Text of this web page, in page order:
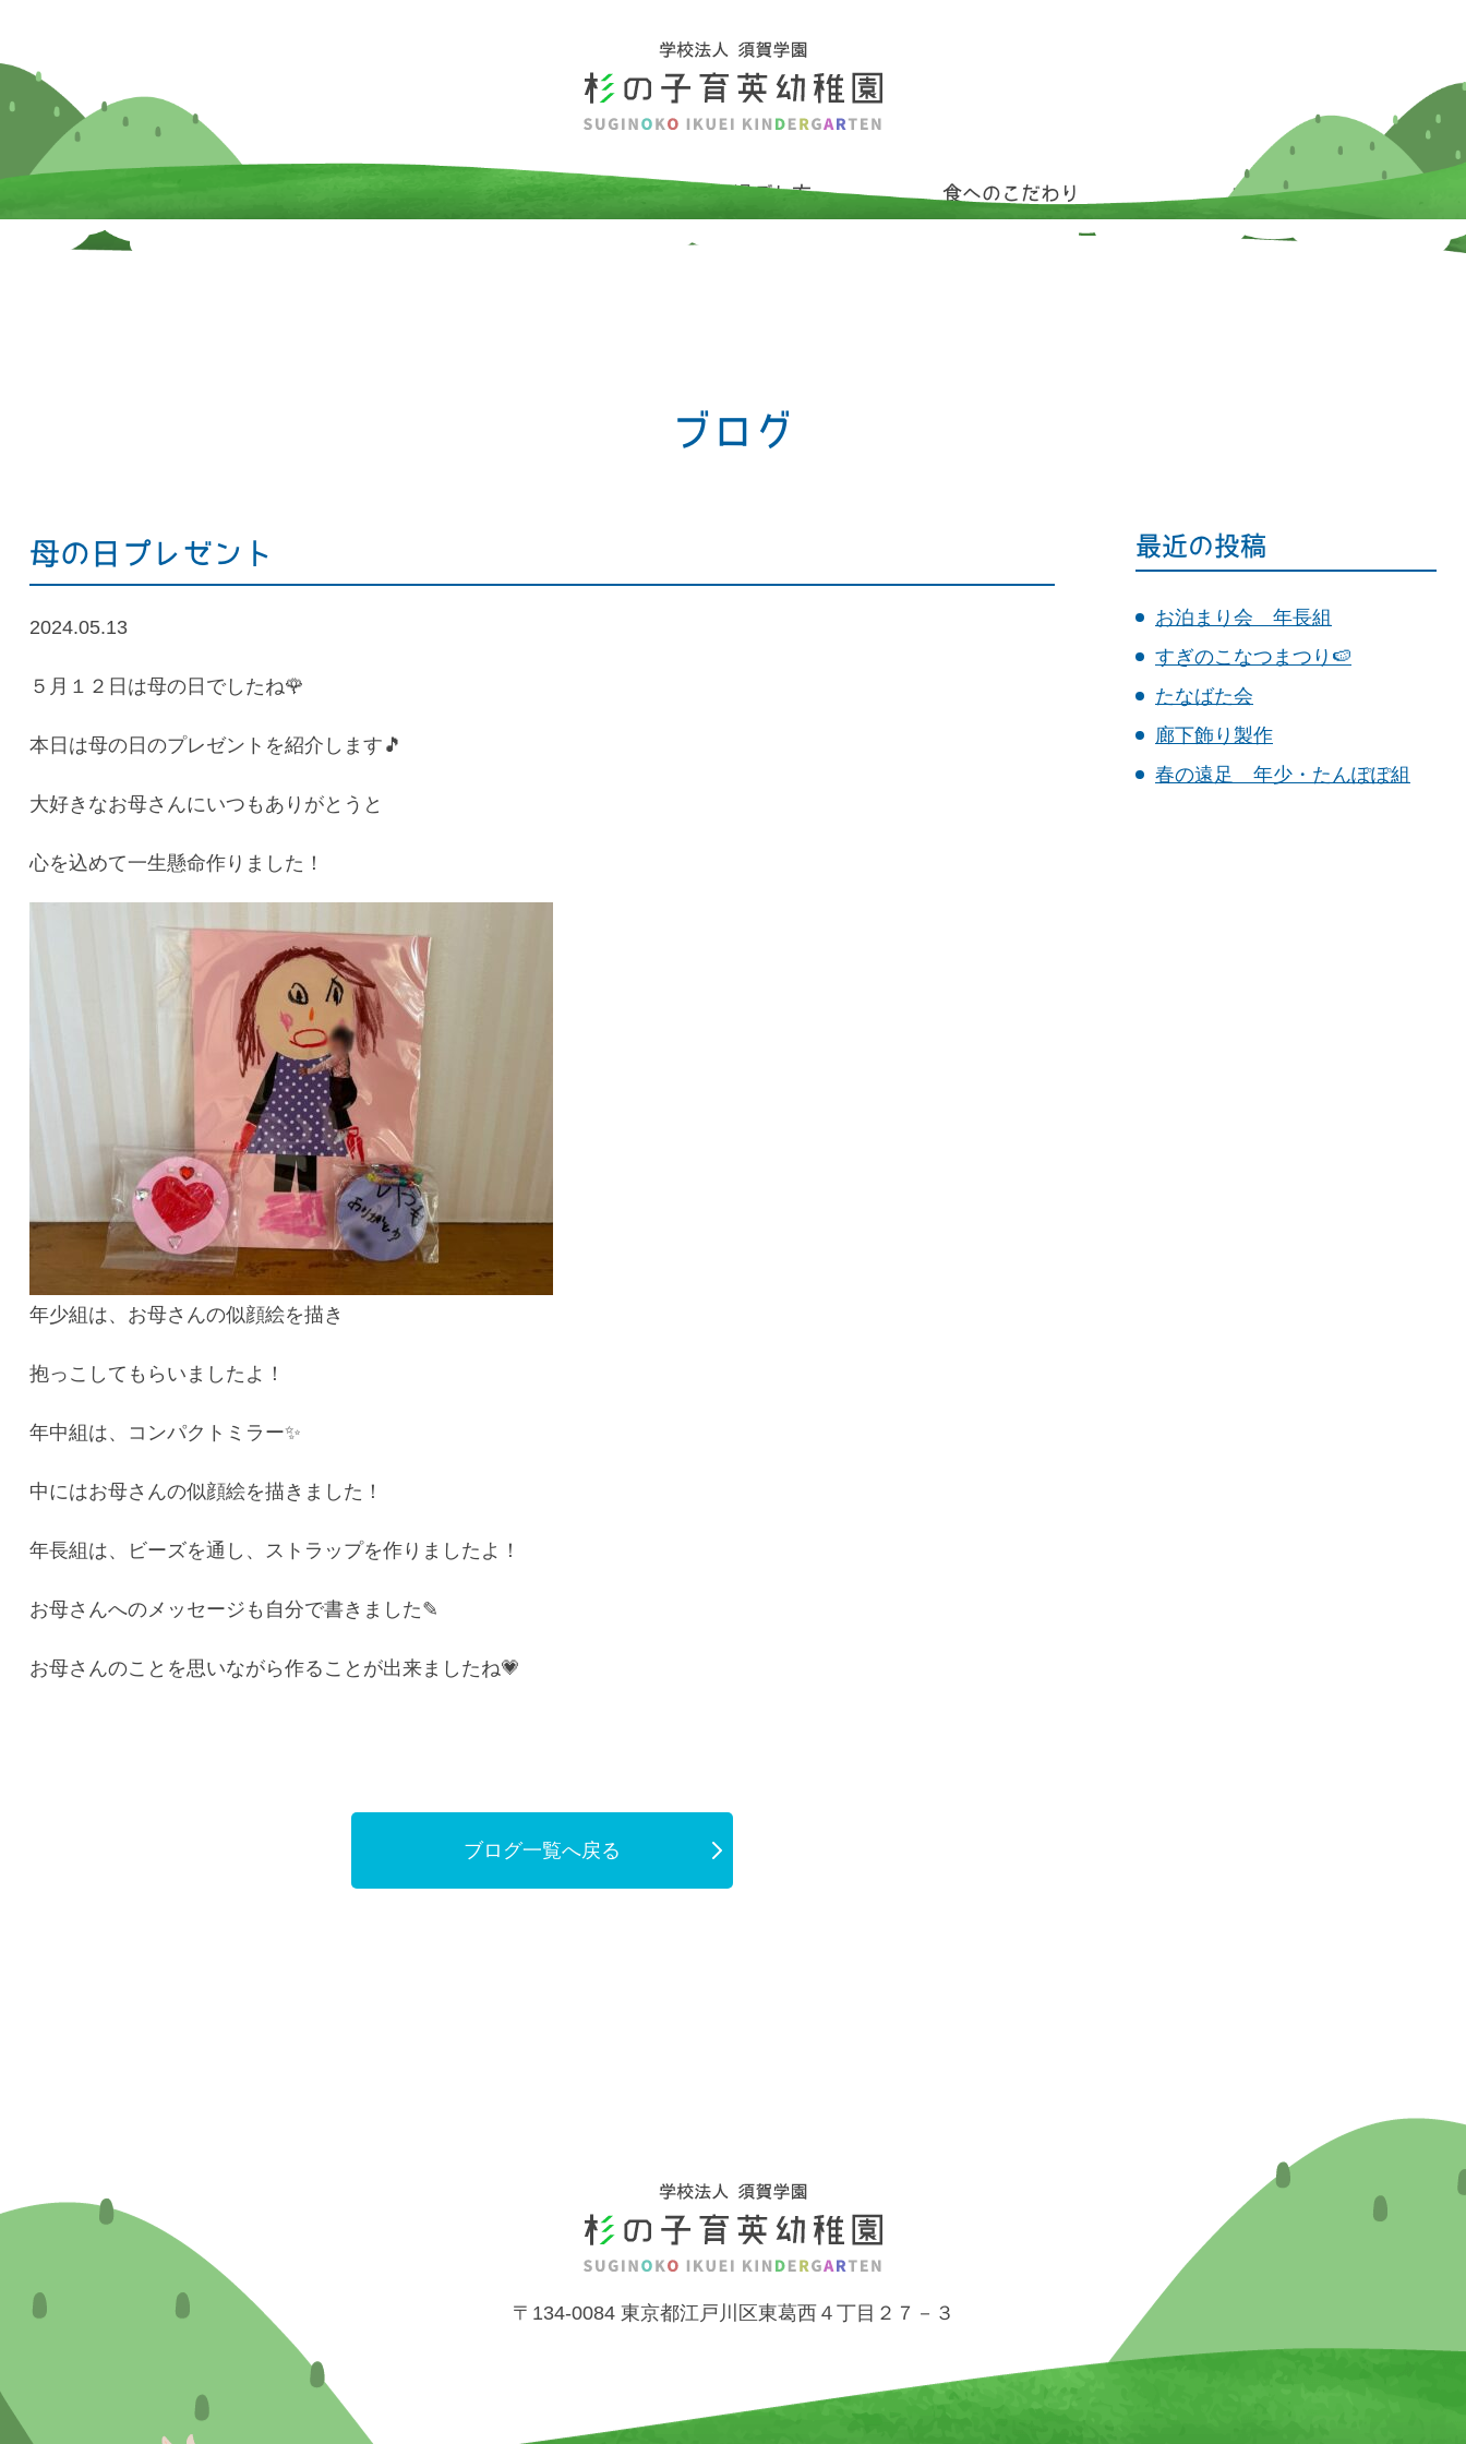
杉の子の過ごし方 食へのこだわり お問い合わせ
ブログ
母の日プレゼント
2024.05.13
５月１２日は母の日でしたね🌹
本日は母の日のプレゼントを紹介します🎵
大好きなお母さんにいつもありがとうと
心を込めて一生懸命作りました！
年少組は、お母さんの似顔絵を描き
抱っこしてもらいましたよ！
年中組は、コンパクトミラー✨
中にはお母さんの似顔絵を描きました！
年長組は、ビーズを通し、ストラップを作りましたよ！
お母さんへのメッセージも自分で書きました✎
お母さんのことを思いながら作ることが出来ましたね💗
ブログ一覧へ戻る
最近の投稿
お泊まり会 年長組
すぎのこなつまつり🍉
たなばた会
廊下飾り製作
春の遠足 年少・たんぽぽ組
〒134-0084 東京都江戸川区東葛西４丁目２７－３